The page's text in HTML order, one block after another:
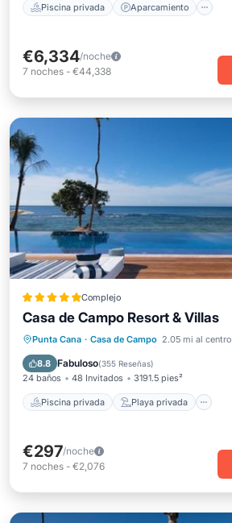
Piscina privada Aparcamiento
€6,334/noche
7 noches - €44,338
Complejo
Casa de Campo Resort & Villas
Punta Cana · Casa de Campo 2.05 mi al centro
8.8 Fabuloso(355 Reseñas)
24 baños 48 Invitados 3191.5 pies²
Piscina privada Playa privada
Piscina privada
Playa privada
Frente al mar
€297/noche
7 noches - €2,076